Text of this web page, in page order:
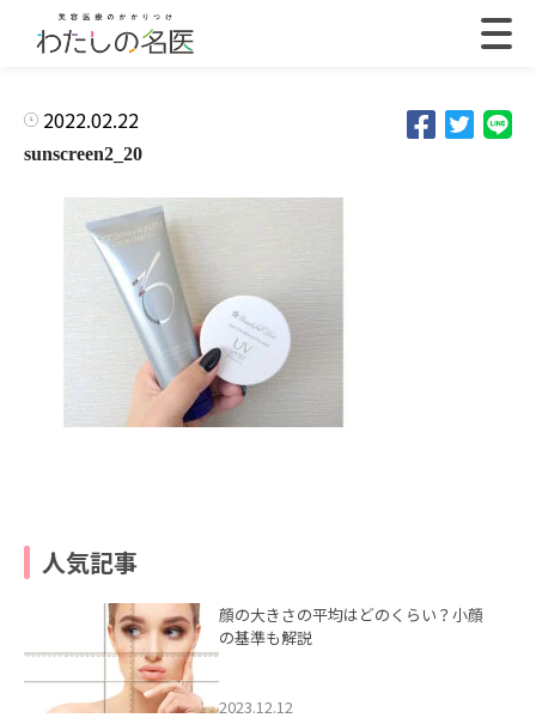
2022.02.22
sunscreen2_20
人気記事
顔の大きさの平均はどのくらい？小顔
の基準も解説
2023.12.12